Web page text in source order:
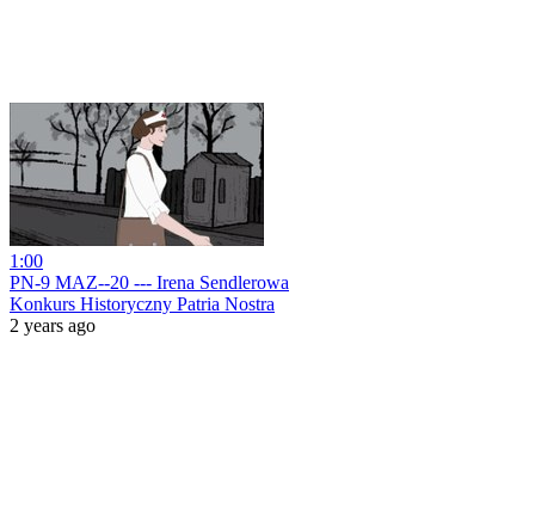
1:00
PN-9 MAZ--20 --- Irena Sendlerowa
Konkurs Historyczny Patria Nostra
2 years ago